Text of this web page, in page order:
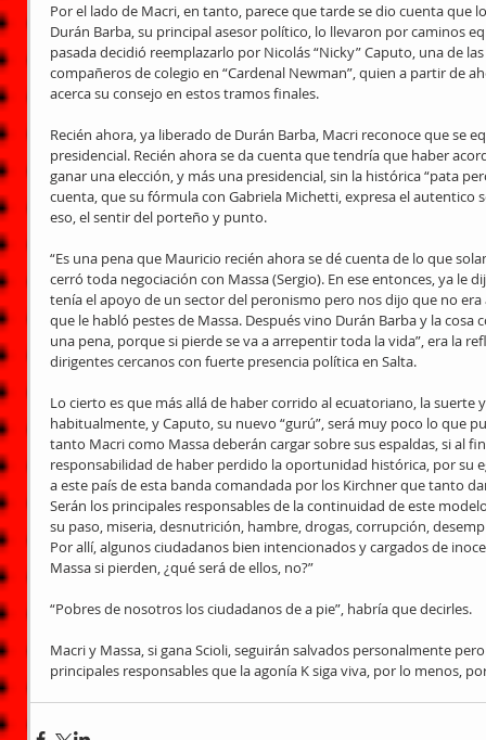
Por el lado de Macri, en tanto, parece que tarde se dio cuenta que
Durán Barba, su principal asesor político, lo llevaron por caminos
pasada decidió reemplazarlo por Nicolás “Nicky” Caputo, una de
compañeros de colegio en “Cardenal Newman”, quien a partir de
acerca su consejo en estos tramos finales.
Recién ahora, ya liberado de Durán Barba, Macri reconoce que se
presidencial. Recién ahora se da cuenta que tendría que haber
ganar una elección, y más una presidencial, sin la histórica “pata
cuenta, que su fórmula con Gabriela Michetti, expresa el
eso, el sentir del porteño y punto.
“Es una pena que Mauricio recién ahora se dé cuenta de lo que
cerró toda negociación con Massa (Sergio). En ese entonces, ya le
tenía el apoyo de un sector del peronismo pero nos dijo que no
que le habló pestes de Massa. Después vino Durán Barba y la cosa
una pena, porque si pierde se va a arrepentir toda la vida”, era la
dirigentes cercanos con fuerte presencia política en Salta.
Lo cierto es que más allá de haber corrido al ecuatoriano, la suerte
habitualmente, y Caputo, su nuevo “gurú”, será muy poco lo que
tanto Macri como Massa deberán cargar sobre sus espaldas, si al
responsabilidad de haber perdido la oportunidad histórica, por su
a este país de esta banda comandada por los Kirchner que tanto
Serán los principales responsables de la continuidad de este
su paso, miseria, desnutrición, hambre, drogas, corrupción,
Por allí, algunos ciudadanos bien intencionados y cargados de
Massa si pierden, ¿qué será de ellos, no?”
“Pobres de nosotros los ciudadanos de a pie”, habría que decirles.
Macri y Massa, si gana Scioli, seguirán salvados personalmente
principales responsables que la agonía K siga viva, por lo menos,